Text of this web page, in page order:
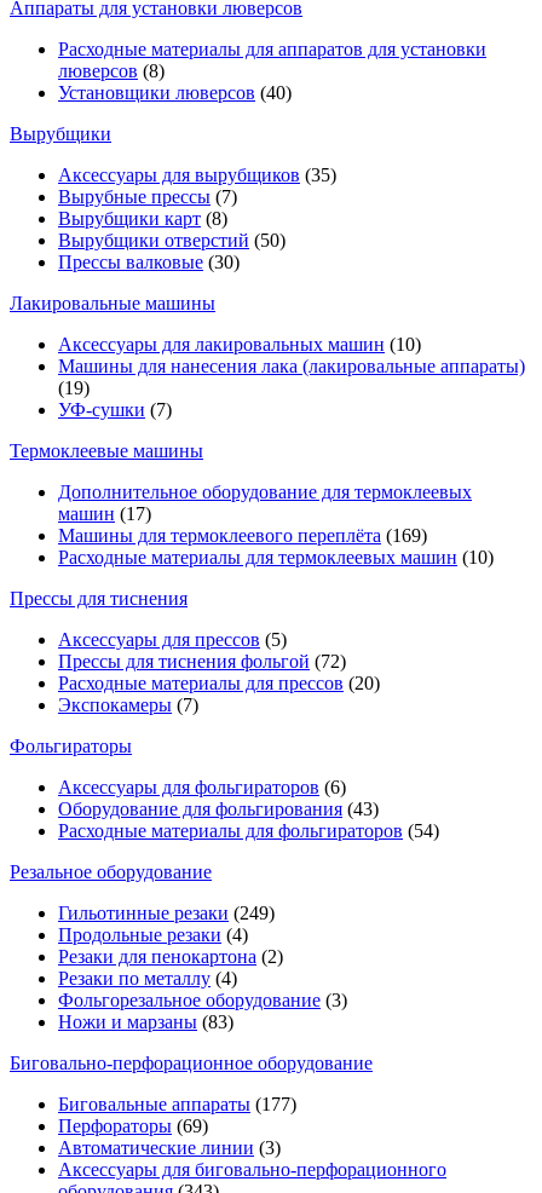
Аппараты для установки люверсов
Расходные материалы для аппаратов для установки
люверсов (8)
Установщики люверсов (40)
Вырубщики
Аксессуары для вырубщиков (35)
Вырубные прессы (7)
Вырубщики карт (8)
Вырубщики отверстий (50)
Прессы валковые (30)
Лакировальные машины
Аксессуары для лакировальных машин (10)
Машины для нанесения лака (лакировальные аппараты)
(19)
УФ-сушки (7)
Термоклеевые машины
Дополнительное оборудование для термоклеевых
машин (17)
Машины для термоклеевого переплёта (169)
Расходные материалы для термоклеевых машин (10)
Прессы для тиснения
Аксессуары для прессов (5)
Прессы для тиснения фольгой (72)
Расходные материалы для прессов (20)
Экспокамеры (7)
Фольгираторы
Аксессуары для фольгираторов (6)
Оборудование для фольгирования (43)
Расходные материалы для фольгираторов (54)
Резальное оборудование
Гильотинные резаки (249)
Продольные резаки (4)
Резаки для пенокартона (2)
Резаки по металлу (4)
Фольгорезальное оборудование (3)
Ножи и марзаны (83)
Биговально-перфорационное оборудование
Биговальные аппараты (177)
Перфораторы (69)
Автоматические линии (3)
Аксессуары для биговально-перфорационного